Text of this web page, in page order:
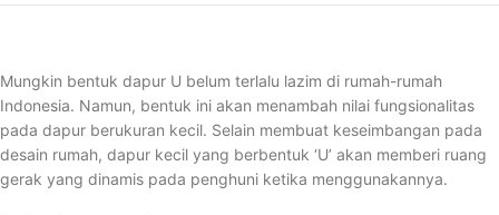
Mungkin bentuk dapur U belum terlalu lazim di rumah-rumah
Indonesia. Namun, bentuk ini akan menambah nilai fungsionalitas
pada dapur berukuran kecil. Selain membuat keseimbangan pada
desain rumah, dapur kecil yang berbentuk ‘U’ akan memberi ruang
gerak yang dinamis pada penghuni ketika menggunakannya.